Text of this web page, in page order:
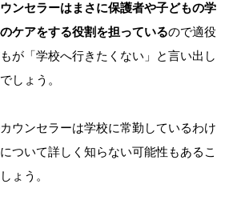
ンセラーはまさに保護者や子どもの学
ケアをする役割を担っているので適役
が「学校へ行きたくない」と言い出し
しょう。
ウンセラーは学校に常勤しているわけ
ついて詳しく知らない可能性もあるこ
ょう。